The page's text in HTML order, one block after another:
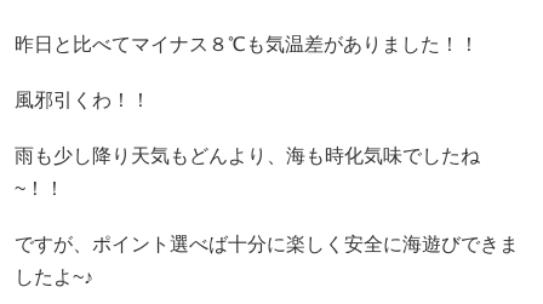
昨日と比べてマイナス８℃も気温差がありました！！
風邪引くわ！！
雨も少し降り天気もどんより、海も時化気味でしたね
~！！
ですが、ポイント選べば十分に楽しく安全に海遊びできま
したよ~♪